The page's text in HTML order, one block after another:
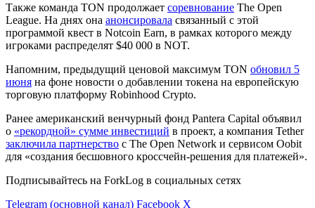
Также команда TON продолжает соревнование The Open
League. На днях она анонсировала связанный с этой
программой квест в Notcoin Earn, в рамках которого между
игроками распределят $40 000 в NOT.
Напомним, предыдущий ценовой максимум TON обновил 5
июня на фоне новости о добавлении токена на европейскую
торговую платформу Robinhood Crypto.
Ранее американский венчурный фонд Pantera Capital объявил
о «рекордной» сумме инвестиций в проект, а компания Tether
заключила партнерство с The Open Network и сервисом Oobit
для «создания бесшовного кроссчейн-решения для платежей».
Подписывайтесь на ForkLog в социальных сетях
Telegram (основной канал) Facebook X